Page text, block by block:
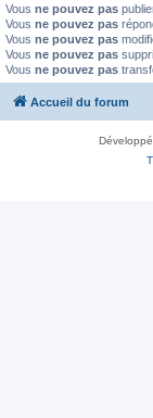
Vous ne pouvez pas
Vous ne pouvez pas
Vous ne pouvez pas
Vous ne pouvez pas
Vous ne pouvez pas
Accueil du forum